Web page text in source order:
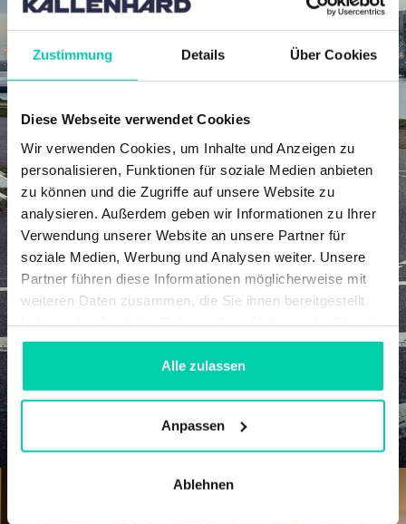
Zustimmung Details Über Cookies
Diese Webseite verwendet Cookies
Wir verwenden Cookies, um Inhalte und Anzeigen zu
personalisieren, Funktionen für soziale Medien anbieten
zu können und die Zugriffe auf unsere Website zu
analysieren. Außerdem geben wir Informationen zu Ihrer
Verwendung unserer Website an unsere Partner für
soziale Medien, Werbung und Analysen weiter. Unsere
Partner führen diese Informationen möglicherweise mit
weiteren Daten zusammen, die Sie ihnen bereitgestellt
gesammelt haben.
Alle zulassen
Anpassen
Ablehnen